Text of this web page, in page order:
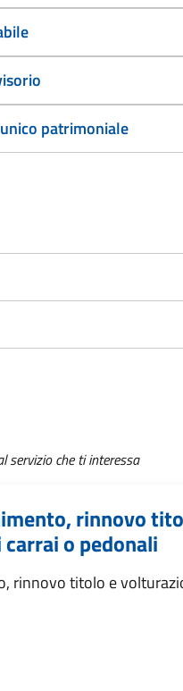
patrimoniale
servizio che ti interessa
rinnovo
o pedonali
rinnovo titolo e